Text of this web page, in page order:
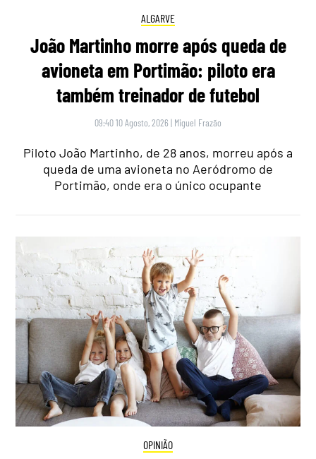
ALGARVE
João Martinho morre após queda de
avioneta em Portimão: piloto era
também treinador de futebol
09:40 10 Agosto, 2026 | Miguel Frazão
Piloto João Martinho, de 28 anos, morreu após a
queda de uma avioneta no Aeródromo de
Portimão, onde era o único ocupante
OPINIÃO